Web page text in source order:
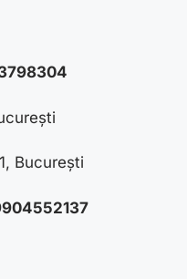
București